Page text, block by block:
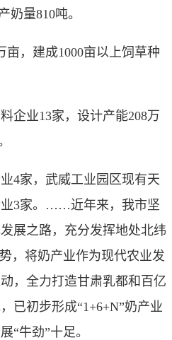
奶量810吨。
，建成1000亩以上饲草种
业13家，设计产能208万
家，武威工业园区现有天
业3家。……近年来，我市坚
展之路，充分发挥地处北纬
，将奶产业作为现代农业发
，全力打造甘肃乳都和百亿
已初步形成“1+6+N”奶产业
“牛劲”十足。